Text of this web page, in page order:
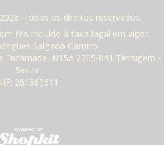
Todos os direitos reservados.
IVA incluído à taxa legal em vigor.
Salgado Gamito
Encarnada, N15A 2705-841 Terrugem -
Sintra
261569511
Powered by